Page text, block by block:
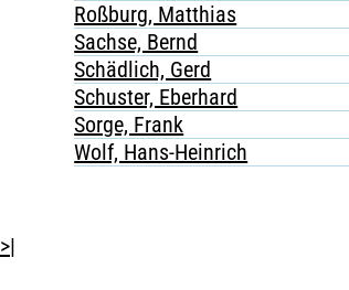
Roßburg, Matthias
Sachse, Bernd
Schädlich, Gerd
Schuster, Eberhard
Sorge, Frank
Wolf, Hans-Heinrich
>|